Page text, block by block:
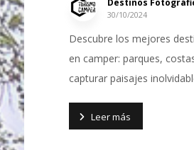
Destinos
30/10/2024
Descubre los mejores
en camper: parques,
capturar paisajes
Leer más